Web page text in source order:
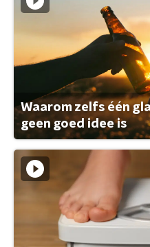
Waarom zelfs één
geen goed idee is